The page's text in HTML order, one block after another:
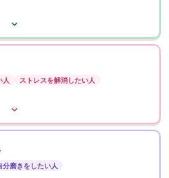
人 ストレスを解消したい人
分磨きをしたい人